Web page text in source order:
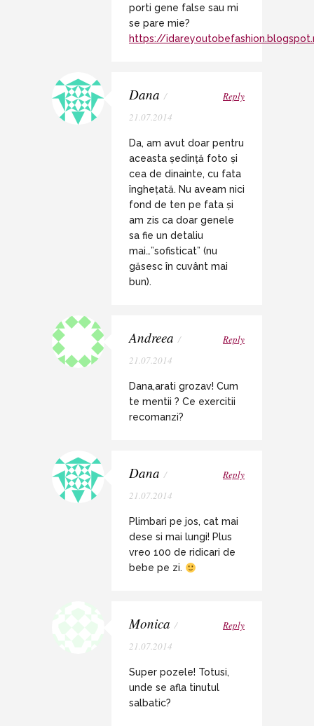
porti gene false sau mi
se pare mie?
https://
Dana /
21.07.2014
Reply
Da, am avut doar pentru
aceasta ședință foto și
cea de dinainte, cu fata
înghețată. Nu aveam nici
fond de ten pe fata și
am zis ca doar genele
sa fie un detaliu
mai…”sofisticat” (nu
găsesc în cuvânt mai
bun).
Andreea /
21.07.2014
Reply
Dana,arati grozav! Cum
te mentii ? Ce exercitii
recomanzi?
Dana /
21.07.2014
Reply
Plimbari pe jos, cat mai
dese si mai lungi! Plus
vreo 100 de ridicari de
bebe pe zi.
Monica /
21.07.2014
Reply
Super pozele! Totusi,
unde se afla tinutul
salbatic?